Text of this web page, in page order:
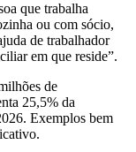
que trabalha
ou com sócio,
de trabalhador
em que reside”.
de
25,5% da
Exemplos bem